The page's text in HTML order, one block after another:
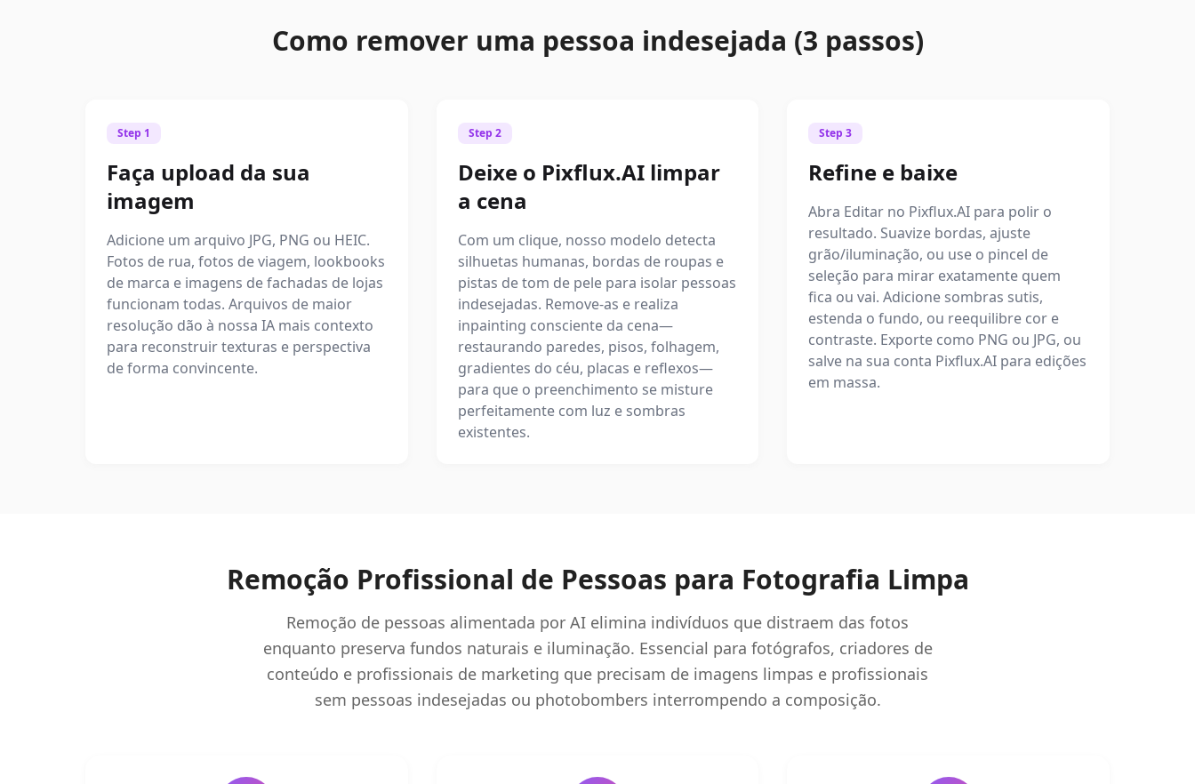
Como remover uma pessoa indesejada (3 passos)
Step 1
Faça upload da sua
imagem
Adicione um arquivo JPG, PNG ou HEIC.
Fotos de rua, fotos de viagem, lookbooks
de marca e imagens de fachadas de lojas
funcionam todas. Arquivos de maior
resolução dão à nossa IA mais contexto
para reconstruir texturas e perspectiva
de forma convincente.
Step 2
Deixe o Pixflux.AI limpar
a cena
Com um clique, nosso modelo detecta
silhuetas humanas, bordas de roupas e
pistas de tom de pele para isolar pessoas
indesejadas. Remove-as e realiza
inpainting consciente da cena—
restaurando paredes, pisos, folhagem,
gradientes do céu, placas e reflexos—
para que o preenchimento se misture
perfeitamente com luz e sombras
existentes.
Step 3
Refine e baixe
Abra Editar no Pixflux.AI para polir o
resultado. Suavize bordas, ajuste
grão/iluminação, ou use o pincel de
seleção para mirar exatamente quem
fica ou vai. Adicione sombras sutis,
estenda o fundo, ou reequilibre cor e
contraste. Exporte como PNG ou JPG, ou
salve na sua conta Pixflux.AI para edições
em massa.
Remoção Profissional de Pessoas para Fotografia Limpa
Remoção de pessoas alimentada por AI elimina indivíduos que distraem das fotos
enquanto preserva fundos naturais e iluminação. Essencial para fotógrafos, criadores de
conteúdo e profissionais de marketing que precisam de imagens limpas e profissionais
sem pessoas indesejadas ou photobombers interrompendo a composição.